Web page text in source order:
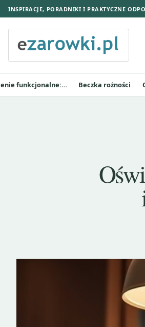
INSPIRACJE, PORADNIKI I PRAKTYCZNE
funkcjonalne:… Beczka rożności